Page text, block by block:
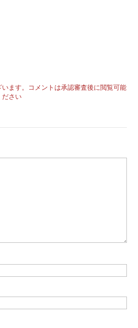
ます。コメントは承認審査後に閲覧可能
ださい